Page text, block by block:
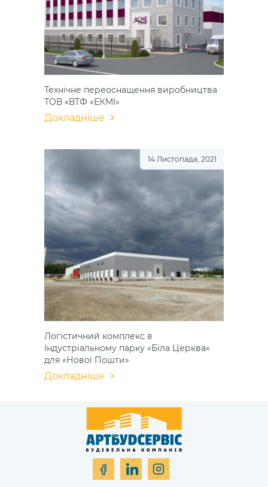
Технічне переоснащення виробництва
ТОВ «ВТФ «ЕКМІ»
Докладніше
14 Листопада, 2021
Логістичний комплекс в
Індустріальному парку «Біла Церква»
для «Нової Пошти»
Докладніше